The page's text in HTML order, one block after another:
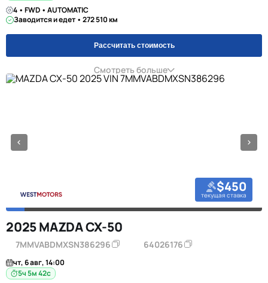
4 • FWD • AUTOMATIC
Заводится и едет • 272 510 км
Рассчитать стоимость
Смотреть больше
$450
текущая ставка
2025 MAZDA CX-50
7MMVABDMXSN386296 64026176
чт, 6 авг, 14:00
5ч 5м 42с